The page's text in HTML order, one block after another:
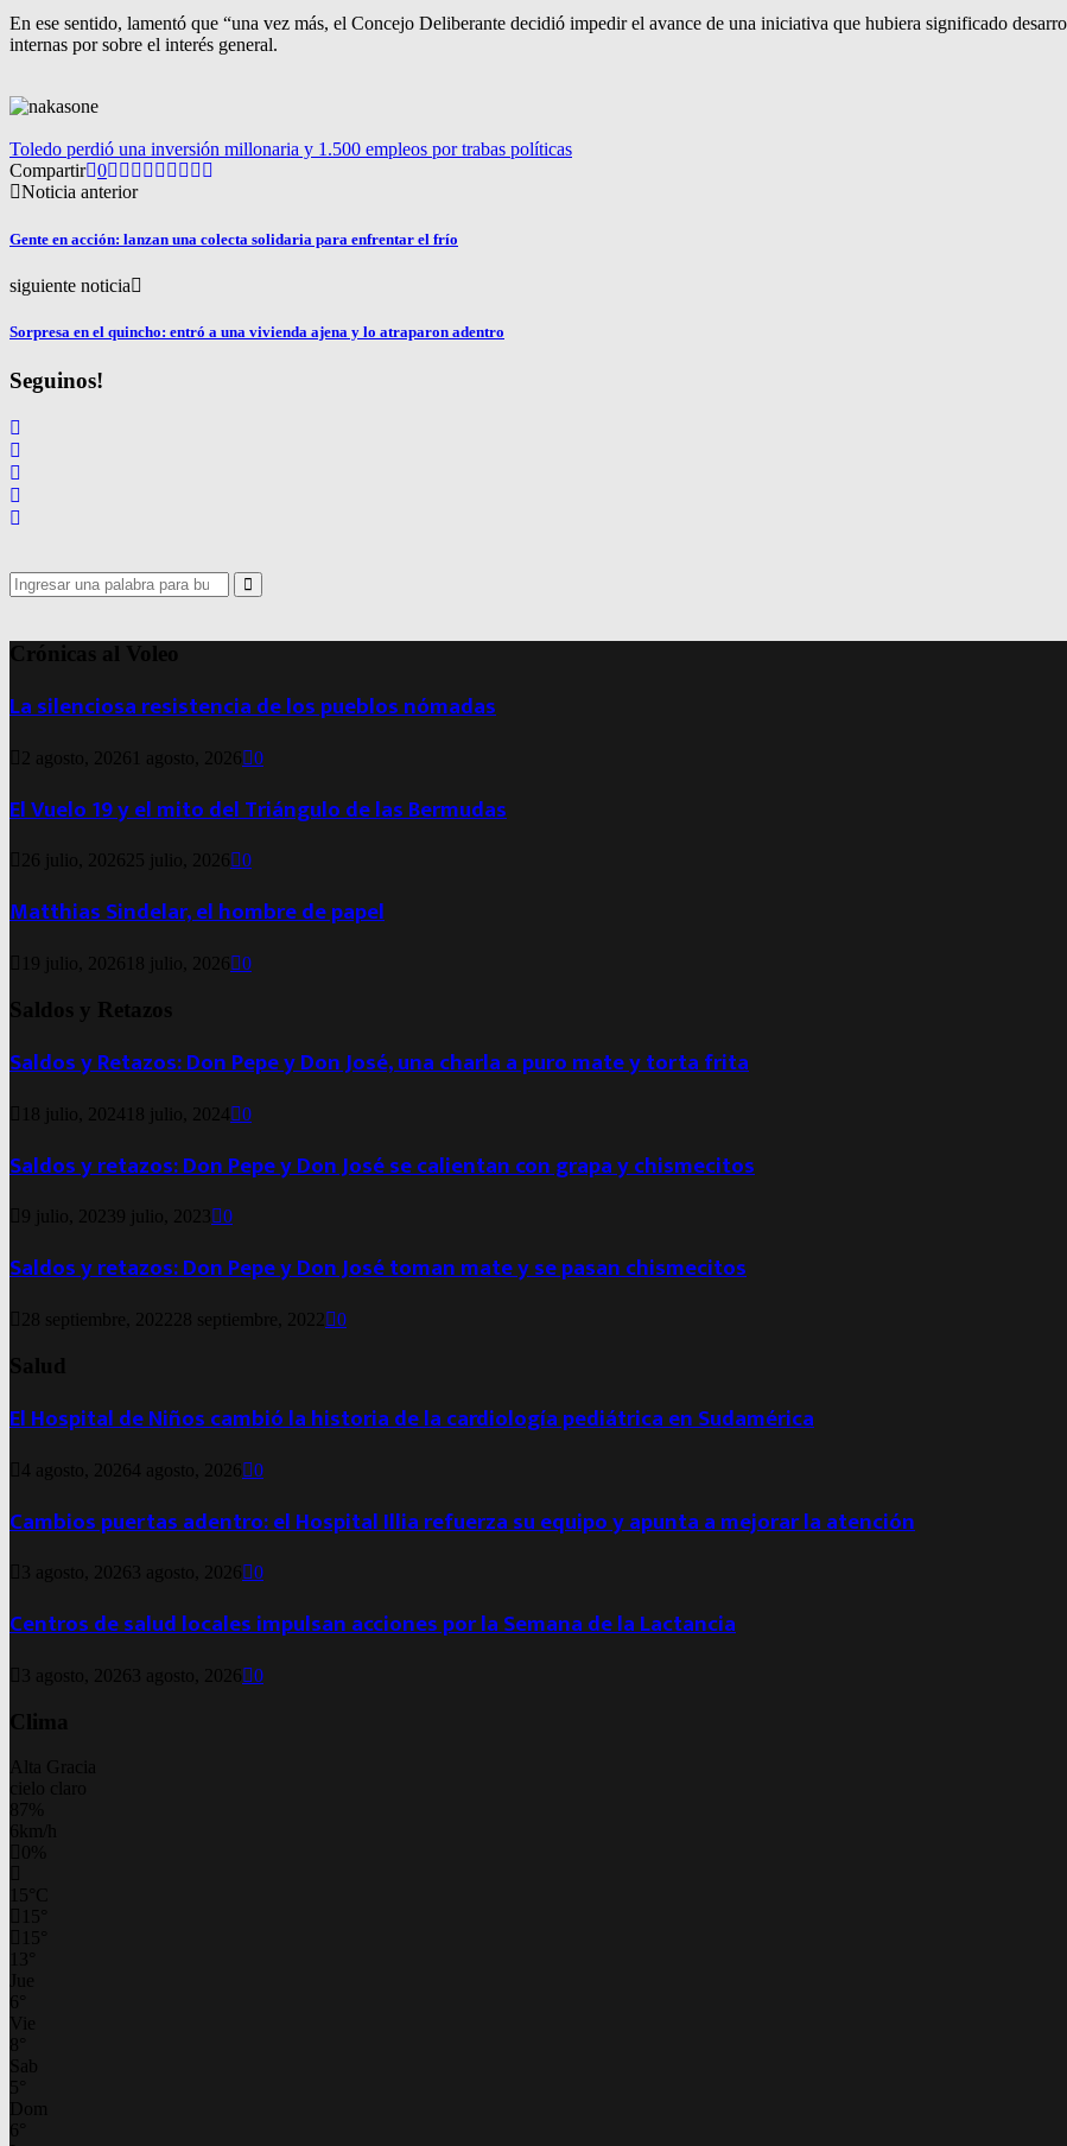
En ese sentido, lamentó que “una vez más, el Concejo Deliberante decidió impedir el avance de una iniciativa que hubiera significado
internas por sobre el interés general.
Toledo perdió una inversión millonaria y 1.500 empleos por trabas políticas
Compartir 0
Noticia anterior
Gente en acción: lanzan una colecta solidaria para enfrentar el frío
siguiente noticia
Sorpresa en el quincho: entró a una vivienda ajena y lo atraparon adentro
Seguinos!
Search
for:
Search
Crónicas al Voleo
La silenciosa resistencia de los pueblos nómadas
2 agosto, 2026 1 agosto, 2026 0
El Vuelo 19 y el mito del Triángulo de las Bermudas
26 julio, 202625 julio, 2026 0
Matthias Sindelar, el hombre de papel
19 julio, 2026 18 julio, 2026 0
Saldos y Retazos
Saldos y Retazos: Don Pepe y Don José, una charla a puro mate y torta frita
18 julio, 2024 18 julio, 2024 0
Saldos y retazos: Don Pepe y Don José se calientan con grapa y chismecitos
9 julio, 20239 julio, 2023 0
Saldos y retazos: Don Pepe y Don José toman mate y se pasan chismecitos
28 septiembre, 2022 28 septiembre, 2022 0
Salud
El Hospital de Niños cambió la historia de la cardiología pediátrica en Sudamérica
4 agosto, 20264 agosto, 2026 0
Cambios puertas adentro: el Hospital Illia refuerza su equipo y apunta a mejorar la atención
3 agosto, 2026 3 agosto, 2026 0
Centros de salud locales impulsan acciones por la Semana de la Lactancia
3 agosto, 2026 3 agosto, 2026 0
Clima
Alta Gracia
cielo claro
87%
6km/h
0%
15 C
15
15
13
Jue
6
Vie
8
Sab
5
Dom
6